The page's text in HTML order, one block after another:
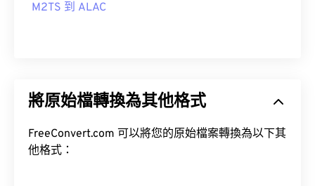
M2TS 到 ALAC
將原始檔轉換為其他格式
FreeConvert.com 可以將您的原始檔案轉換為以下其
他格式：